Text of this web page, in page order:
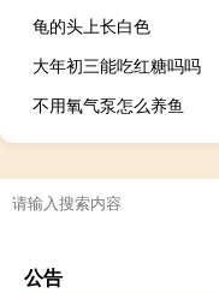
龟的头上长白色
大年初三能吃红糖吗吗
不用氧气泵怎么养鱼
公告